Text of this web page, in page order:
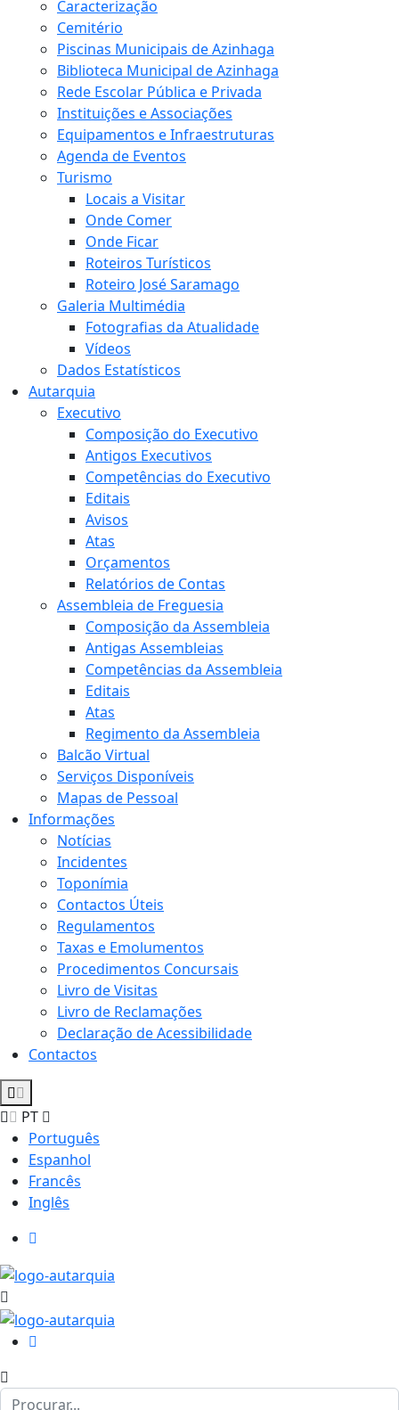
Caracterização
Cemitério
Piscinas Municipais de Azinhaga
Biblioteca Municipal de Azinhaga
Rede Escolar Pública e Privada
Instituições e Associações
Equipamentos e Infraestruturas
Agenda de Eventos
Turismo
Locais a Visitar
Onde Comer
Onde Ficar
Roteiros Turísticos
Roteiro José Saramago
Galeria Multimédia
Fotografias da Atualidade
Vídeos
Dados Estatísticos
Autarquia
Executivo
Composição do Executivo
Antigos Executivos
Competências do Executivo
Editais
Avisos
Atas
Orçamentos
Relatórios de Contas
Assembleia de Freguesia
Composição da Assembleia
Antigas Assembleias
Competências da Assembleia
Editais
Atas
Regimento da Assembleia
Balcão Virtual
Serviços Disponíveis
Mapas de Pessoal
Informações
Notícias
Incidentes
Toponímia
Contactos Úteis
Regulamentos
Taxas e Emolumentos
Procedimentos Concursais
Livro de Visitas
Livro de Reclamações
Declaração de Acessibilidade
Contactos
PT
Português
Espanhol
Francês
Inglês